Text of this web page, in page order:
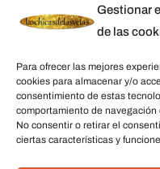
Gestionar
de las
Para ofrecer las mejores
cookies para almacenar y/o
consentimiento de estas
comportamiento de
No consentir o retirar el
ciertas características y
Aguas